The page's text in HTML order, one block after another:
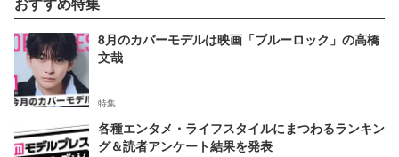
8月のカバーモデルは映画「ブルーロック」の高橋
文哉
特集
各種エンタメ・ライフスタイルにまつわるランキン
グ＆読者アンケート結果を発表